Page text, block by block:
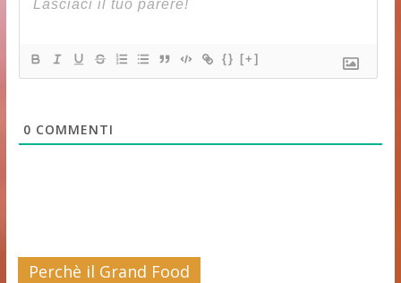
{} [+]
0 COMMENTI
Perchè il Grand Food